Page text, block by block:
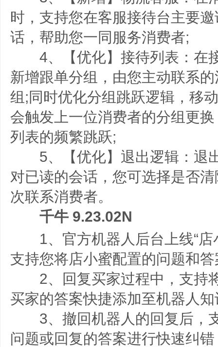
时，支持您在客服接待台主要
话，帮助您一同服务消费者;
4、【优化】接待列表：在
新增跟单分组，由您主动联系
组;同时优化分组跳跃逻辑，移
会触发上一位消费者的分组更
列表的频繁跳跃;
5、【优化】退出逻辑：退
对已读的会话，您可选择是否
次联系消费者。
千牛 9.23.02N
1、官方机器人后台上线“店
支持您将店小蜜配置的问题和
2、回复买家过程中，支持
买家的答案快捷添加至机器人
3、撤回机器人的回复后，
问题或回复的答案进行快速纠